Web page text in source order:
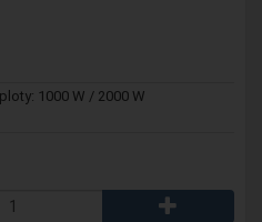
1000 W / 2000 W